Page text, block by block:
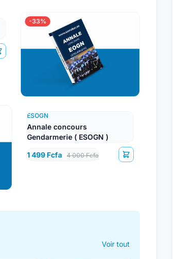
-33%
ESOGN
Annale concours
Gendarmerie ( ESOGN )
1 499 Fcfa 4 000 Fcfa
Voir tout